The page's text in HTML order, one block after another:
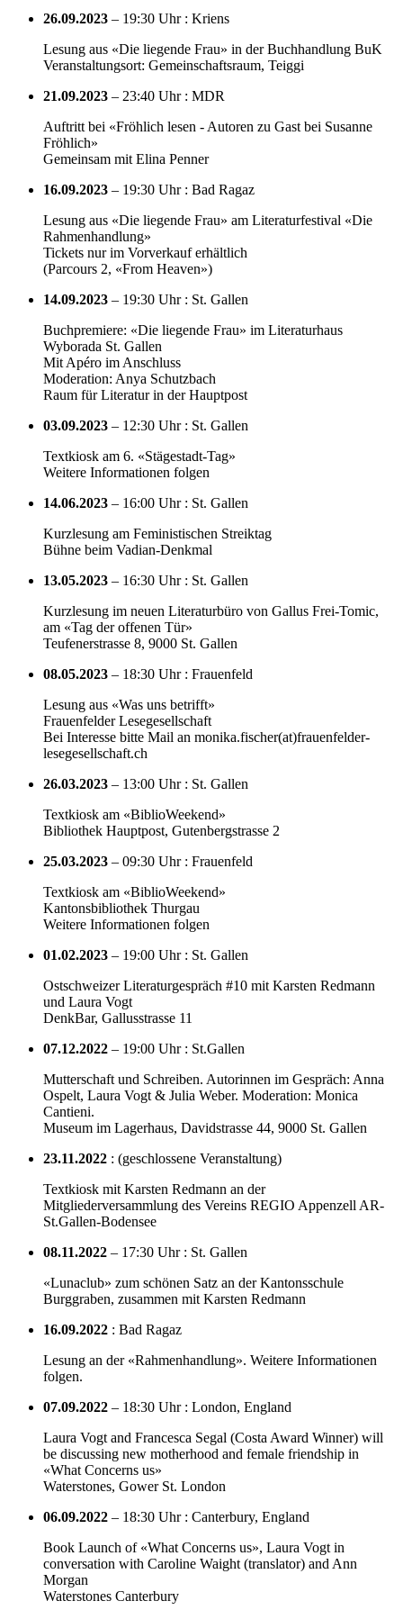
26.09.2023 – 19:30 Uhr : Kriens
Lesung aus «Die liegende Frau» in der Buchhandlung BuK
Veranstaltungsort: Gemeinschaftsraum, Teiggi
21.09.2023 – 23:40 Uhr : MDR
Auftritt bei «Fröhlich lesen - Autoren zu Gast bei Susanne
Fröhlich»
Gemeinsam mit Elina Penner
16.09.2023 – 19:30 Uhr : Bad Ragaz
Lesung aus «Die liegende Frau» am Literaturfestival «Die
Rahmenhandlung»
Tickets nur im Vorverkauf erhältlich
(Parcours 2, «From Heaven»)
14.09.2023 – 19:30 Uhr : St. Gallen
Buchpremiere: «Die liegende Frau» im Literaturhaus
Wyborada St. Gallen
Mit Apéro im Anschluss
Moderation: Anya Schutzbach
Raum für Literatur in der Hauptpost
03.09.2023 – 12:30 Uhr : St. Gallen
Textkiosk am 6. «Stägestadt-Tag»
Weitere Informationen folgen
14.06.2023 – 16:00 Uhr : St. Gallen
Kurzlesung am Feministischen Streiktag
Bühne beim Vadian-Denkmal
13.05.2023 – 16:30 Uhr : St. Gallen
Kurzlesung im neuen Literaturbüro von Gallus Frei-Tomic,
am «Tag der offenen Tür»
Teufenerstrasse 8, 9000 St. Gallen
08.05.2023 – 18:30 Uhr : Frauenfeld
Lesung aus «Was uns betrifft»
Frauenfelder Lesegesellschaft
Bei Interesse bitte Mail an monika.fischer(at)frauenfelder-
lesegesellschaft.ch
26.03.2023 – 13:00 Uhr : St. Gallen
Textkiosk am «BiblioWeekend»
Bibliothek Hauptpost, Gutenbergstrasse 2
25.03.2023 – 09:30 Uhr : Frauenfeld
Textkiosk am «BiblioWeekend»
Kantonsbibliothek Thurgau
Weitere Informationen folgen
01.02.2023 – 19:00 Uhr : St. Gallen
Ostschweizer Literaturgespräch #10 mit Karsten Redmann
und Laura Vogt
DenkBar, Gallusstrasse 11
07.12.2022 – 19:00 Uhr : St.Gallen
Mutterschaft und Schreiben. Autorinnen im Gespräch: Anna
Ospelt, Laura Vogt & Julia Weber. Moderation: Monica
Cantieni.
Museum im Lagerhaus, Davidstrasse 44, 9000 St. Gallen
23.11.2022 : (geschlossene Veranstaltung)
Textkiosk mit Karsten Redmann an der
Mitgliederversammlung des Vereins REGIO Appenzell AR-
St.Gallen-Bodensee
08.11.2022 – 17:30 Uhr : St. Gallen
«Lunaclub» zum schönen Satz an der Kantonsschule
Burggraben, zusammen mit Karsten Redmann
16.09.2022 : Bad Ragaz
Lesung an der «Rahmenhandlung». Weitere Informationen
folgen.
07.09.2022 – 18:30 Uhr : London, England
Laura Vogt and Francesca Segal (Costa Award Winner) will
be discussing new motherhood and female friendship in
«What Concerns us»
Waterstones, Gower St. London
06.09.2022 – 18:30 Uhr : Canterbury, England
Book Launch of «What Concerns us», Laura Vogt in
conversation with Caroline Waight (translator) and Ann
Morgan
Waterstones Canterbury